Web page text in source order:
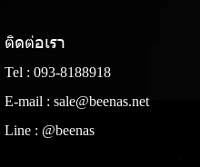
ติดต่อเรา
Tel : 093-8188918
E-mail : sale@beenas.net
Line : @beenas